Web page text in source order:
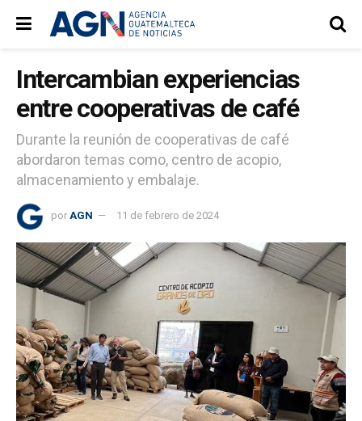
Intercambian experiencias
entre cooperativas de café
Durante la reunión de cooperativas de café
abordaron temas como, centro de acopio,
almacenamiento y embalaje.
por AGN 11 de febrero de 2024